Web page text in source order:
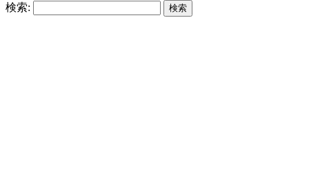
検索: